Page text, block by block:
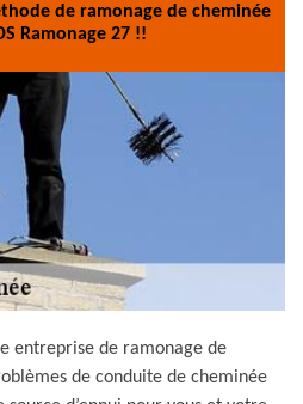
de ramonage de cheminée
Ramonage 27 !!
entreprise de ramonage de
de conduite de cheminée